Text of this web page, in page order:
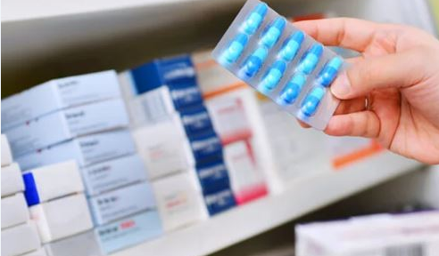
de
Medicamentos:
Alta
presencia
de
grandes
cadenas
de
farmacias
dificulta
conocer